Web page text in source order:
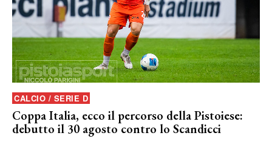
CALCIO / SERIE D
Coppa Italia, ecco il percorso della Pistoiese:
debutto il 30 agosto contro lo Scandicci